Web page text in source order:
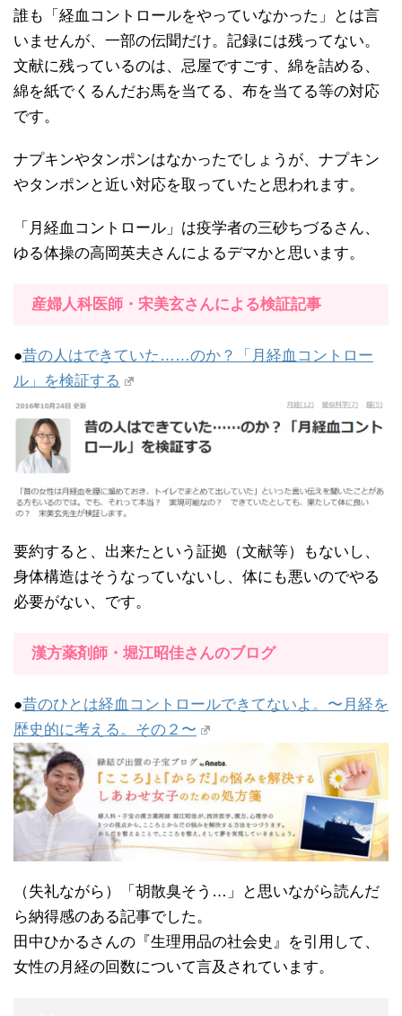
誰も「経血コントロールをやっていなかった」とは言
いませんが、一部の伝聞だけ。記録には残ってない。
文献に残っているのは、忌屋ですごす、綿を詰める、
綿を紙でくるんだお馬を当てる、布を当てる等の対応
です。
ナプキンやタンポンはなかったでしょうが、ナプキン
やタンポンと近い対応を取っていたと思われます。
「月経血コントロール」は疫学者の三砂ちづるさん、
ゆる体操の高岡英夫さんによるデマかと思います。
産婦人科医師・宋美玄さんによる検証記事
●昔の人はできていた……のか？「月経血コントロー
ル」を検証する
要約すると、出来たという証拠（文献等）もないし、
身体構造はそうなっていないし、体にも悪いのでやる
必要がない、です。
漢方薬剤師・堀江昭佳さんのブログ
●昔のひとは経血コントロールできてないよ。〜月経を
歴史的に考える。その２〜
（失礼ながら）「胡散臭そう…」と思いながら読んだ
ら納得感のある記事でした。
田中ひかるさんの『生理用品の社会史』を引用して、
女性の月経の回数について言及されています。